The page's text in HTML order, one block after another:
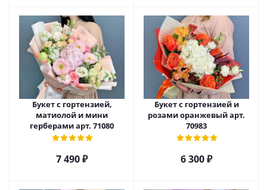
Букет с гортензией,
матиолой и мини
герберами арт. 71080
7 490₽
Букет с гортензией и
розами оранжевый арт.
70983
6 300₽